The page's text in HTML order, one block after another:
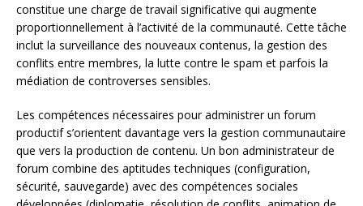
constitue une charge de travail significative qui augmente
proportionnellement à l’activité de la communauté. Cette tâche
inclut la surveillance des nouveaux contenus, la gestion des
conflits entre membres, la lutte contre le spam et parfois la
médiation de controverses sensibles.
Les compétences nécessaires pour administrer un forum
productif s’orientent davantage vers la gestion communautaire
que vers la production de contenu. Un bon administrateur de
forum combine des aptitudes techniques (configuration,
sécurité, sauvegarde) avec des compétences sociales